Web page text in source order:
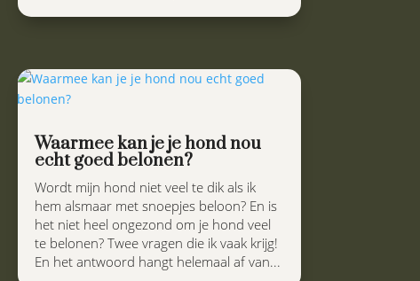
Waarmee kan je je hond nou
echt goed belonen?
Wordt mijn hond niet veel te dik als ik
hem alsmaar met snoepjes beloon? En is
het niet heel ongezond om je hond veel
te belonen? Twee vragen die ik vaak krijg!
En het antwoord hangt helemaal af van...